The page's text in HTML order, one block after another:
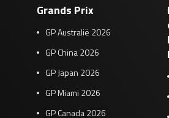
Grands Prix
GP Australië 2026
GP China 2026
GP Japan 2026
GP Miami 2026
GP Canada 2026